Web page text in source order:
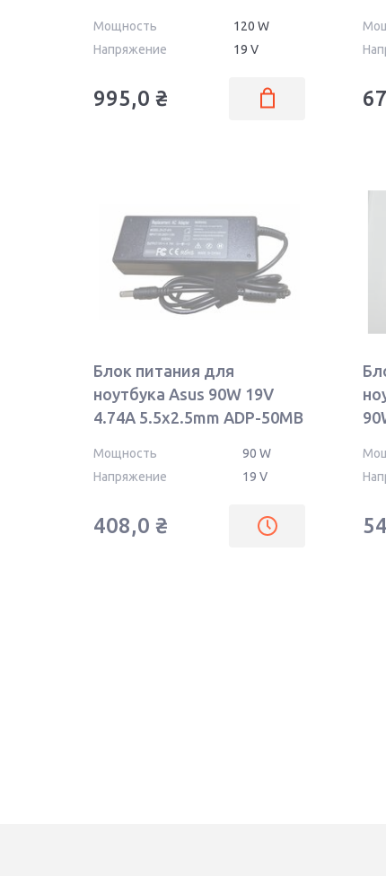
Мощность
120 W
Напряжение
19 V
995,0 ₴
Блок питания для
ноутбука Asus 90W 19V
4.74A 5.5x2.5mm ADP-50MB
Мощность
90 W
Напряжение
19 V
408,0 ₴